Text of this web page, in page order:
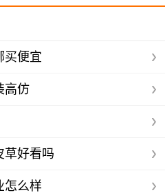
买便宜
高仿
草好看吗
怎么样